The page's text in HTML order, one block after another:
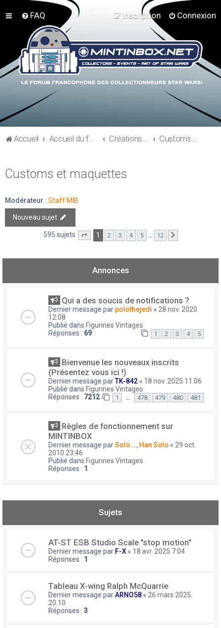
FAQ Connexion
Inscription
Accueil Accueil du forum Créations perso - Expo collections - Costumes Customs et maquettes
Customs et maquettes
Modérateur : Staff MIB
Nouveau sujet
595 sujets Page sur12
1 2 3 4 5 … 12
Annonces
Qui a des soucis de notifications ?
Dernier message par polothejedi « 28 nov. 2020
12:08
Publié dans Figurines Vintages
Réponses : 69 1 2 3 4 5
Bienvenue les nouveaux inscrits
(Présentez vous ici !)
Dernier message parTK-842 « 18 nov. 2025 11:06
Publié dans Figurines Vintages
Réponses : 7212 1 … 478 479 480 481
Règles de fonctionnement sur
MINTINBOX
Dernier message parSolo..., Han Solo « 29 oct.
2010 23:46
Publié dans Figurines Vintages
Réponses : 1
Sujets
AT-ST ESB Studio Scale "stop motion"
Dernier message par F-X « 18 avr. 2025 7:04
Réponses : 1
Tableau X-wing Ralph McQuarrie
Dernier message parARNO58 « 26 mars 2025
20:10
Réponses : 3